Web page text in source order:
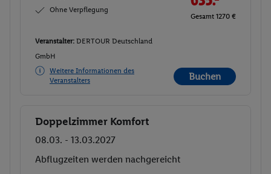
Ohne Verpflegung
Gesamt 1270 €
Veranstalter: DERTOUR Deutschland
GmbH
Weitere Informationen des
Veranstalters
Buchen
Buchen
Doppelzimmer Komfort
08.03. - 13.03.2027
Abflugzeiten werden nachgereicht